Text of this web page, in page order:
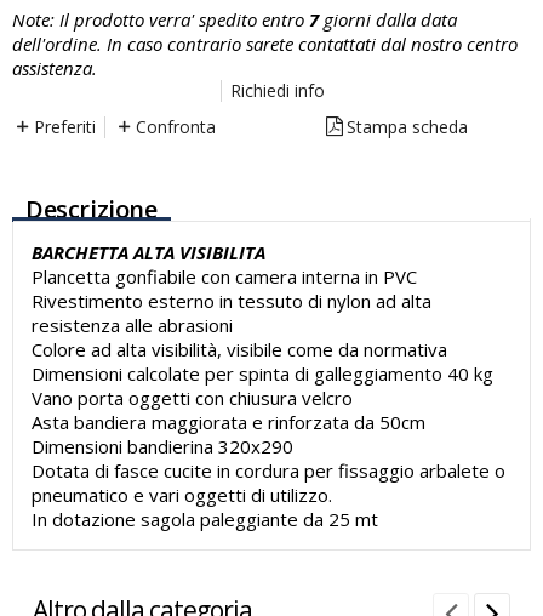
Note: Il prodotto verra' spedito entro 7 giorni dalla data
dell'ordine. In caso contrario sarete contattati dal nostro centro
assistenza.
Preferiti Confronta
Richiedi info
Stampa scheda
Descrizione
BARCHETTA ALTA VISIBILITA
Plancetta gonfiabile con camera interna in PVC
Rivestimento esterno in tessuto di nylon ad alta
resistenza alle abrasioni
Colore ad alta visibilità, visibile come da normativa
Dimensioni calcolate per spinta di galleggiamento 40 kg
Vano porta oggetti con chiusura velcro
Asta bandiera maggiorata e rinforzata da 50cm
Dimensioni bandierina 320x290
Dotata di fasce cucite in cordura per fissaggio arbalete o
pneumatico e vari oggetti di utilizzo.
In dotazione sagola paleggiante da 25 mt